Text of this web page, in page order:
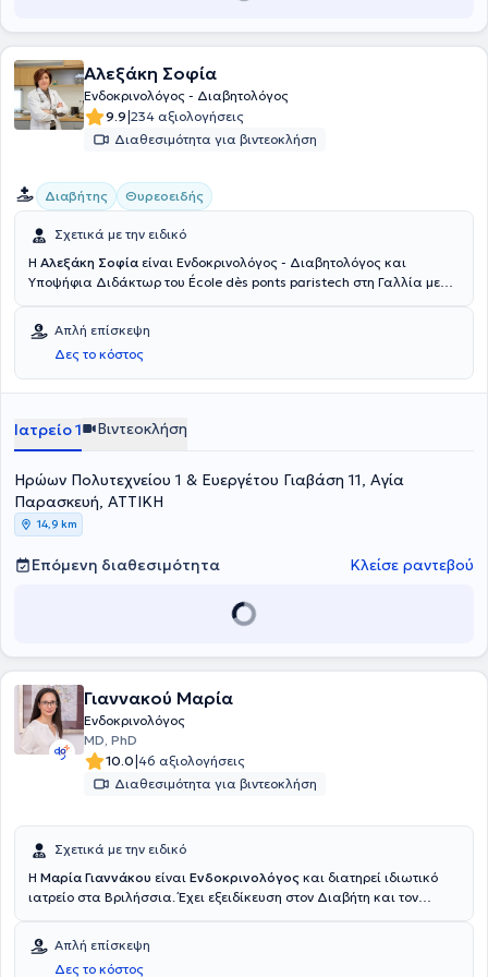
Αλεξάκη Σοφία
Ενδοκρινολόγος - Διαβητολόγος
9.9|234 αξιολογήσεις
Διαθεσιμότητα για βιντεοκλήση
Διαβήτης Θυρεοειδής
Σχετικά με την ειδικό
Η Αλεξάκη Σοφία είναι Ενδοκρινολόγος - Διαβητολόγος και
Υποψήφια Διδάκτωρ του École dès ponts paristech στη Γαλλία με
Ενδοκρινολογία - Σακχαρώδη διαβήτη και Μεταβολισμό στο
Βενιζέλειο Γ. Ν. Ηρακλείου, όπου και εξειδικεύτηκε στη
Διαβητολογία. Τέλος, διαθέτει πολυετή κλινική και ερευνητική
εμπειρία στην Ελλάδα, στο Ηνωμένο Βασίλειο, στην Γαλλία και στο
Απλή επίσκεψη
Δες το κόστος
Ιατρείο 1 Βιντεοκλήση
Ηρώων Πολυτεχνείου 1 & Ευεργέτου Γιαβάση 11, Αγία
Παρασκευή, ΑΤΤΙΚΗ
14,9 km
Επόμενη διαθεσιμότητα Κλείσε ραντεβού
Γιαννακού Μαρία
Ενδοκρινολόγος
MD, PhD
10.0|46 αξιολογήσεις
Διαθεσιμότητα για βιντεοκλήση
Σχετικά με την ειδικό
Η Μαρία Γιαννάκου είναι Ενδοκρινολόγος και διατηρεί ιδιωτικό
ιατρείο στα Βριλήσσια. Έχει εξειδίκευση στον Διαβήτη και τον
και Καποδιστριακού Πανεπιστημίου Αθηνών. Η διδακτορική της
διατριβή επικεντρώθηκε στη χρόνια αυτοάνοση θυρεοειδίτιδα και
Απλή επίσκεψη
Δες το κόστος